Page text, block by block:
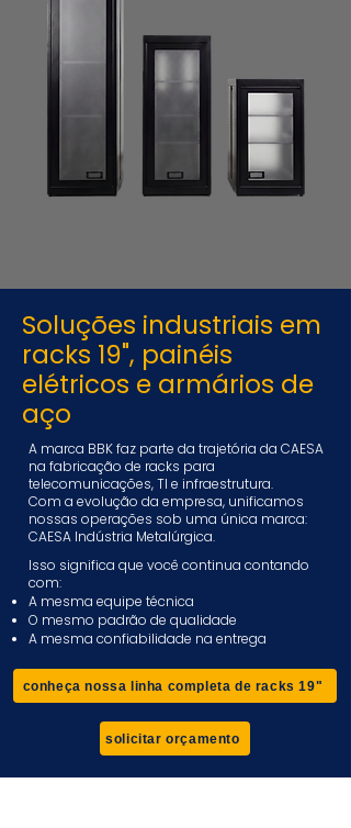
Soluções industriais em
racks 19", painéis
elétricos e armários de
aço
A marca BBK faz parte da trajetória da CAESA
na fabricação de racks para
telecomunicações, TI e infraestrutura.
Com a evolução da empresa, unificamos
nossas operações sob uma única marca:
CAESA Indústria Metalúrgica.
Isso significa que você continua contando
com:
A mesma equipe técnica
O mesmo padrão de qualidade
A mesma confiabilidade na entrega
conheça nossa linha completa de racks 19"
solicitar orçamento